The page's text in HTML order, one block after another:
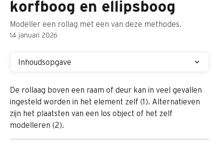
korfboog en ellipsboog
Modeller een rollag met een van deze methodes.
14 januari 2026
Inhoudsopgave
De rollaag boven een raam of deur kan in veel gevallen
ingesteld worden in het element zelf (1). Alternatieven
zijn het plaatsten van een los object of het zelf
modelleren (2).